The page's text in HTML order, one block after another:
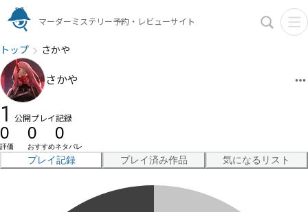
マーダーミステリー予約・レビューサイト
トップ さかや
さかや
1 公開プレイ記録
0
評価
0
おすすめ
0
ネタバレ
プレイ記録 プレイ済み作品 気になるリスト